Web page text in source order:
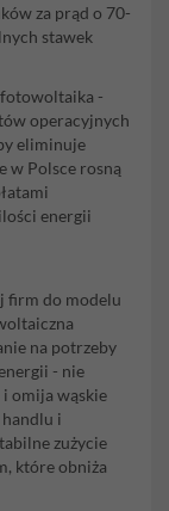
za prąd o 70-
stawek
fotowoltaika -
operacyjnych
eliminuje
w Polsce rosną
energii
firm do modelu
na potrzeby
- nie
omija wąskie
handlu i
zużycie
które obniża